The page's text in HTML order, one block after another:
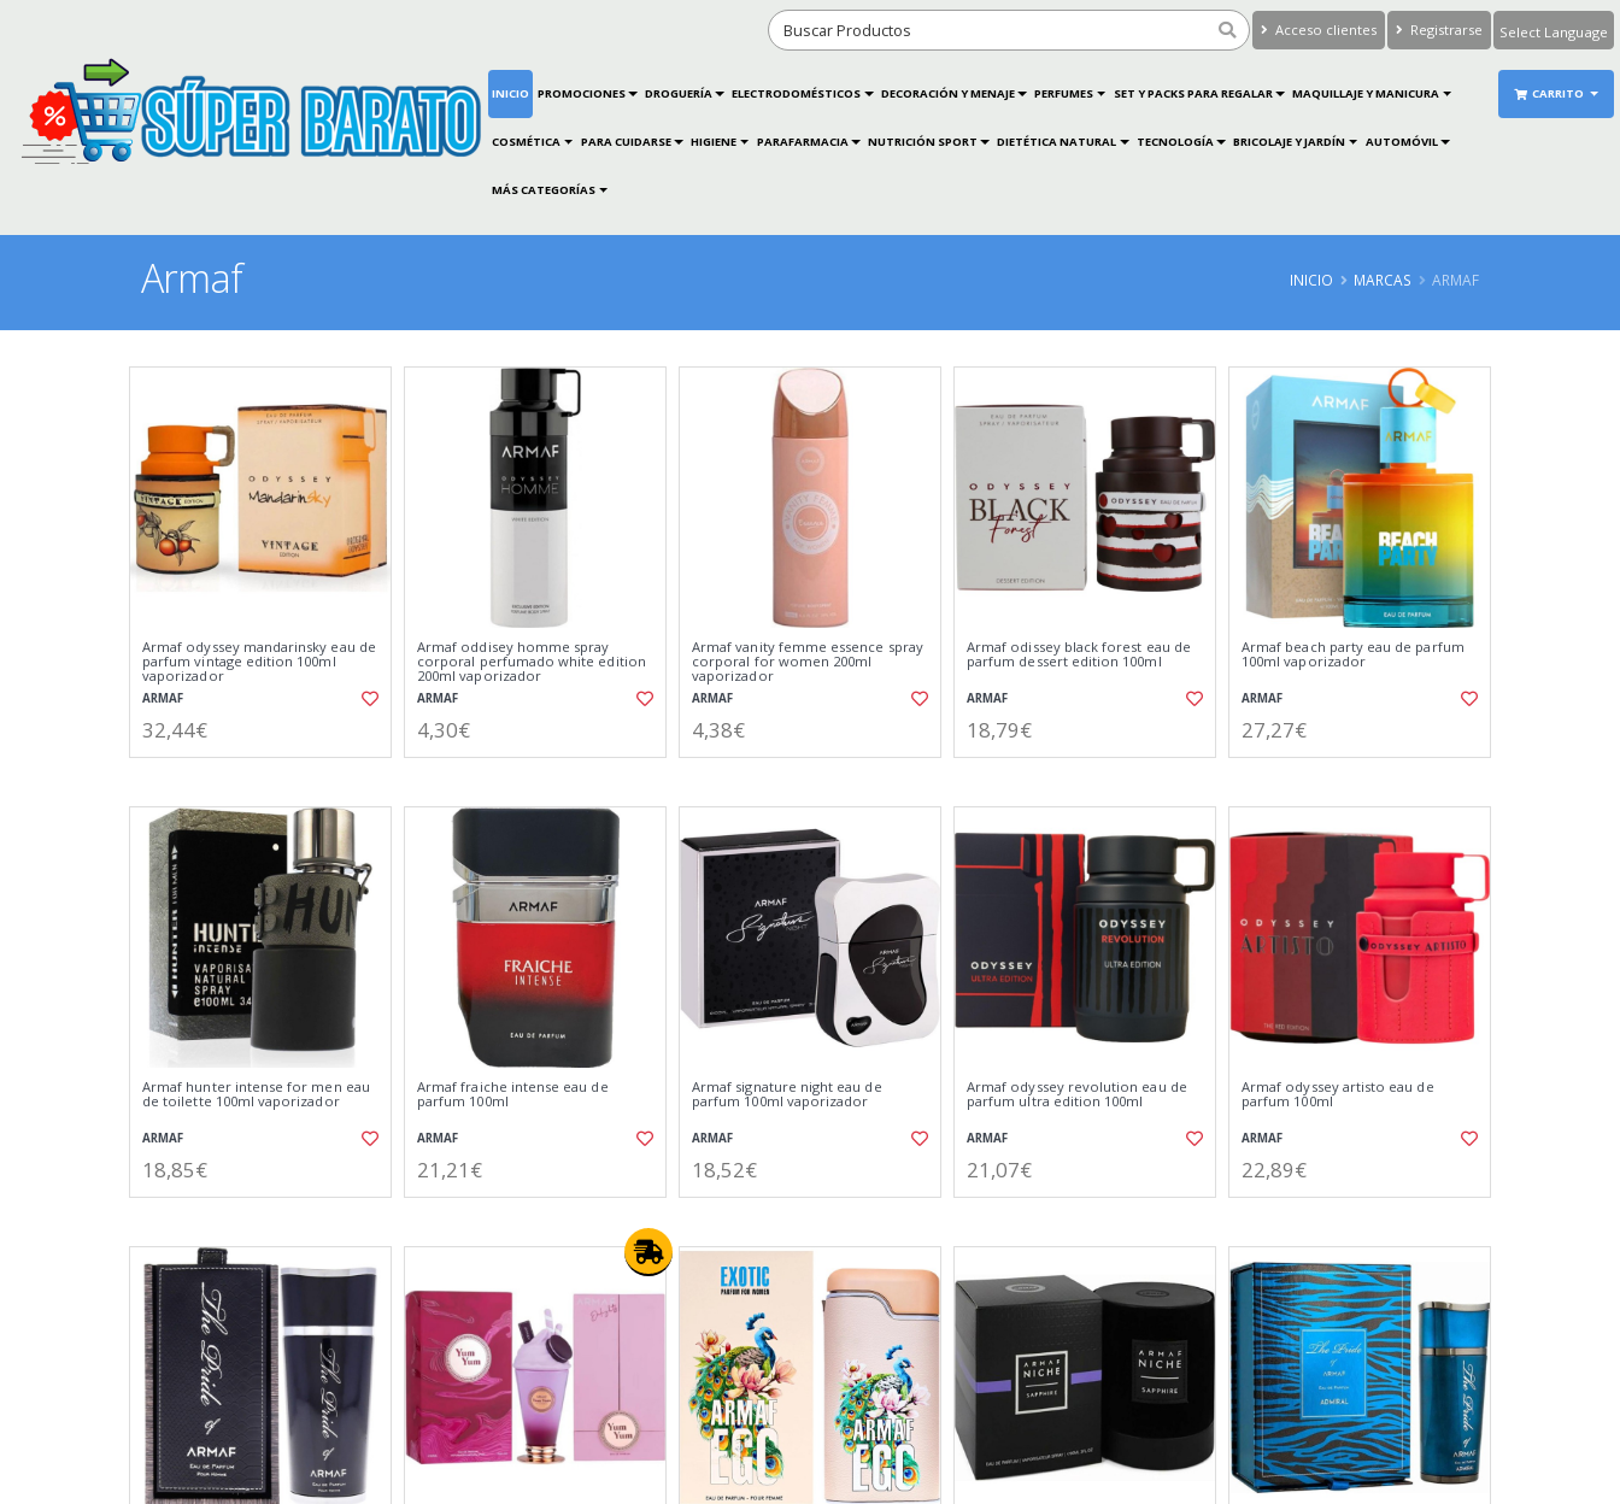
Acceso clientes Registrarse
Translate
INICIO PROMOCIONES DROGUERÍA ELECTRODOMÉSTICOS DECORACIÓN Y MENAJE PERFUMES SET Y PACKS PARA REGALAR MAQUILLAJE Y MANICURA
COSMÉTICA PARA CUIDARSE HIGIENE PARAFARMACIA NUTRICIÓN SPORT DIETÉTICA NATURAL TECNOLOGÍA BRICOLAJE Y JARDÍN AUTOMÓVIL
MÁS CATEGORÍAS
CARRITO
Armaf INICIO MARCAS ARMAF
Armaf odyssey mandarinsky eau de
parfum vintage edition 100ml
vaporizador
ARMAF
32,44€
Armaf oddisey homme spray
corporal perfumado white edition
200ml vaporizador
ARMAF
4,30€
Armaf vanity femme essence spray
corporal for women 200ml
vaporizador
ARMAF
4,38€
Armaf odissey black forest eau de
parfum dessert edition 100ml
ARMAF
18,79€
Armaf beach party eau de parfum
100ml vaporizador
ARMAF
27,27€
Armaf hunter intense for men eau
de toilette 100ml vaporizador
ARMAF
18,85€
Armaf fraiche intense eau de
parfum 100ml
ARMAF
21,21€
Armaf signature night eau de
parfum 100ml vaporizador
ARMAF
18,52€
Armaf odyssey revolution eau de
parfum ultra edition 100ml
ARMAF
21,07€
Armaf odyssey artisto eau de
parfum 100ml
ARMAF
22,89€